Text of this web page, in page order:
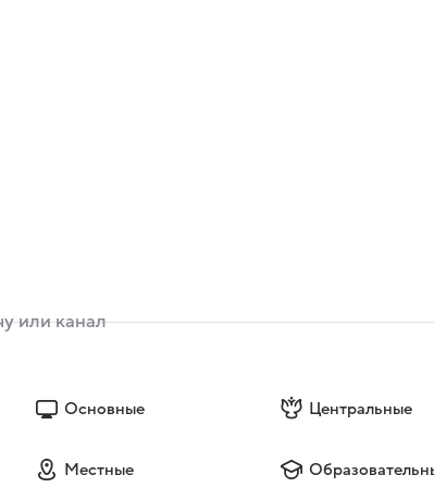
Основные Центральные
Местные